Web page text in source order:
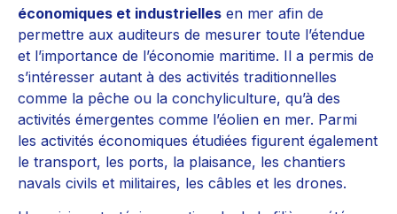
économiques et industrielles en mer afin de
permettre aux auditeurs de mesurer toute l’étendue
et l’importance de l’économie maritime. Il a permis de
s’intéresser autant à des activités traditionnelles
comme la pêche ou la conchyliculture, qu’à des
activités émergentes comme l’éolien en mer. Parmi
les activités économiques étudiées figurent également
le transport, les ports, la plaisance, les chantiers
navals civils et militaires, les câbles et les drones.